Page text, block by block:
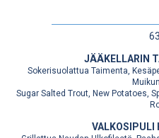
JÄÄKELLARIN
Sokerisuolattua Taimenta,
Sugar Salted Trout, New Potatoes,
VALKOSIPULI